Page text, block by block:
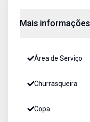
Mais informações
Área de Serviço
Churrasqueira
Copa